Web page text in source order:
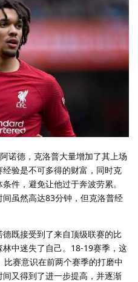
诺德，克洛普大量增加了其上场
验是不可多得的财富，同时克
件，避免让他过于奔波劳累。
虽然高达83分钟，但克洛普经
既接受到了来自顶级联赛的比
中迷失了自己。18-19赛季，这
赛意识在前两个赛季的打磨中
又得到了进一步提高，并逐渐